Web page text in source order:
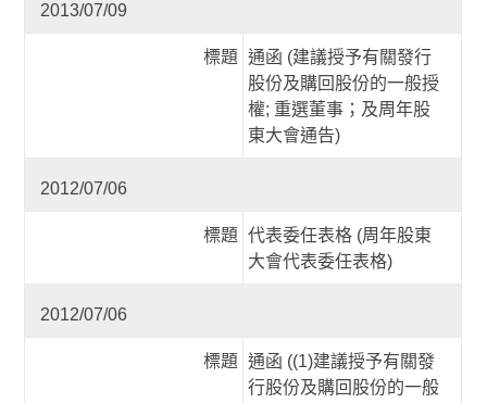
2013/07/09
標題
通函 (建議授予有關發行
股份及購回股份的一般授
權; 重選董事；及周年股
東大會通告)
2012/07/06
標題
代表委任表格 (周年股東
大會代表委任表格)
2012/07/06
標題
通函 ((1)建議授予有關發
行股份及購回股份的一般